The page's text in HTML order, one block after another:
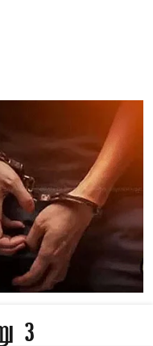
3